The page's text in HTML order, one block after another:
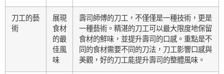
刀工的藝
術
展現
食材
的最
佳風
味
壽司師傅的刀工，不僅僅是一種技術，更是
一種藝術。精湛的刀工可以最大限度地保留
食材的鮮味，並提升壽司的口感。重點是不
同的食材需要不同的刀法，刀工影響口感與
美觀，好的刀工能提升壽司的整體風味。